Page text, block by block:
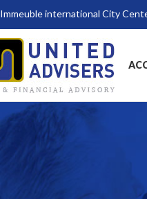
Immeuble international City